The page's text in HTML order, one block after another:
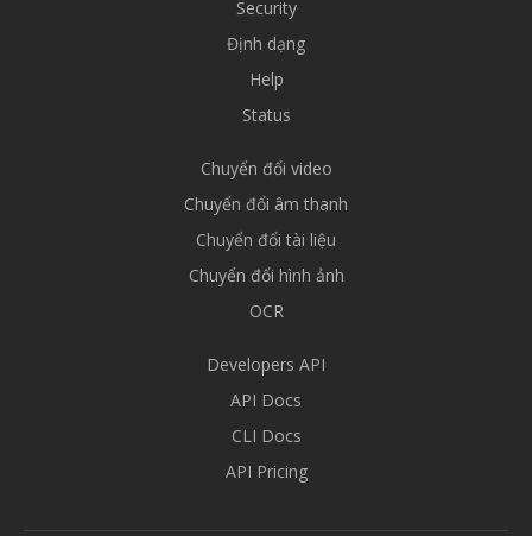
Security
Định dạng
Help
Status
Chuyển đổi video
Chuyển đổi âm thanh
Chuyển đổi tài liệu
Chuyển đổi hình ảnh
OCR
Developers API
API Docs
CLI Docs
API Pricing